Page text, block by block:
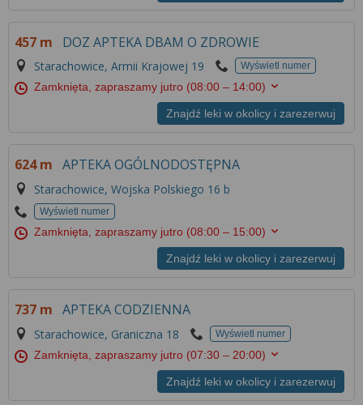
457 m DOZ APTEKA DBAM O ZDROWIE
Starachowice, Armii Krajowej 19 Wyświetl numer
Zamknięta, zapraszamy jutro (08:00 – 14:00)
Znajdź leki w okolicy i zarezerwuj
624 m APTEKA OGÓLNODOSTĘPNA
Starachowice, Wojska Polskiego 16 b
Wyświetl numer
Zamknięta, zapraszamy jutro (08:00 – 15:00)
Znajdź leki w okolicy i zarezerwuj
737 m APTEKA CODZIENNA
Starachowice, Graniczna 18 Wyświetl numer
Zamknięta, zapraszamy jutro (07:30 – 20:00)
Znajdź leki w okolicy i zarezerwuj
Więcej informacji na temat wykorzystywania
znajdziesz wRegulaminie Serwisu.